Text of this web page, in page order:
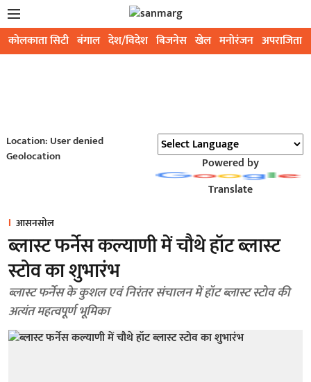
कोलकाता सिटी बंगाल देश/विदेश बिजनेस खेल मनोरंजन अपराजिता
Location: User denied
Geolocation
Powered by
Translate
आसनसोल
ब्लास्ट फर्नेस कल्याणी में चौथे हॉट ब्लास्ट
स्टोव का शुभारंभ
ब्लास्ट फर्नेस के कुशल एवं निरंतर संचालन में हॉट ब्लास्ट स्टोव की
अत्यंत महत्वपूर्ण भूमिका